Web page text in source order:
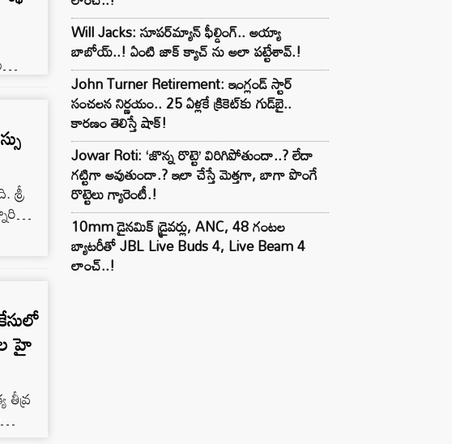
వరకు
ఒక
శ్రీ
దిగి
హై
Will Jacks: సూపర్‌మ్యాన్ ఫీల్డింగ్.. అయ్యా
బాబోయ్..! ఏంటి జాక్ క్యాచ్ ను అలా పట్టేశావ్.!
John Turner Retirement: ఇంగ్లండ్ స్టార్
సంచలన నిర్ణయం.. 25 ఏళ్లకే క్రికెట్‌కు గుడ్‌బై..
కారణం తెలిస్తే షాక్!
Jowar Roti: ‘జొన్న రొట్టె’ విరిగిపోతుందా..? లేదా
గట్టిగా అవుతుందా.? ఇలా చేస్తే మెత్తగా, బాగా పొంగే
రొట్టెలు గ్యారెంటీ.!
10mm డైనమిక్ డ్రైవర్లు, ANC, 48 గంటల
బ్యాటరీతో JBL Live Buds 4, Live Beam 4
లాంచ్..!